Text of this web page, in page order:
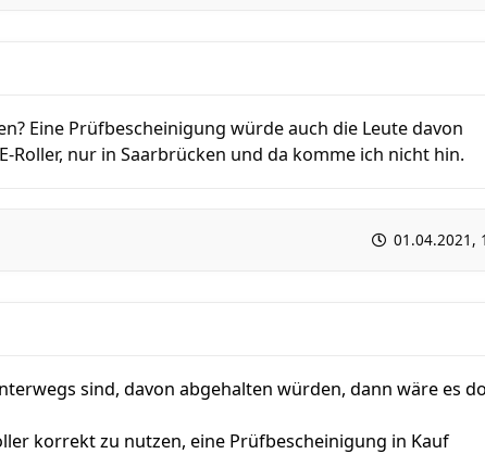
Eine Prüfbescheinigung würde auch die Leute davon
Roller, nur in Saarbrücken und da komme ich nicht hin.
01.04.2021,
sind, davon abgehalten würden, dann wäre es
korrekt zu nutzen, eine Prüfbescheinigung in Kauf